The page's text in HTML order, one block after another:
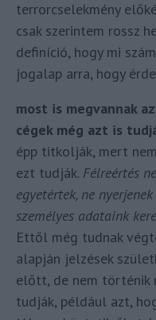
terrorcselekmény
csak szerintem rossz
definíció, hogy mi
jogalap arra, hogy
most is megvannak
cégek még azt is
épp titkolják, mert
ezt tudják. Félreértés
egyetértek, ne
személyes adataink
Ettől még tudnak
alapján jelzések
előtt, de nem történik
tudják, például azt,